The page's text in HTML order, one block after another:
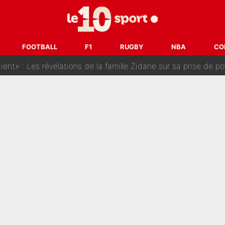
FOOTBALL F1 RUGBY NBA
à 90 % des Français» : Voilà combien touchait Nelson Monfort sur
le PSG : Un gros club étranger prêt à relancer le feuilleton pour
: Les révélations de la famille Zidane sur sa prise de